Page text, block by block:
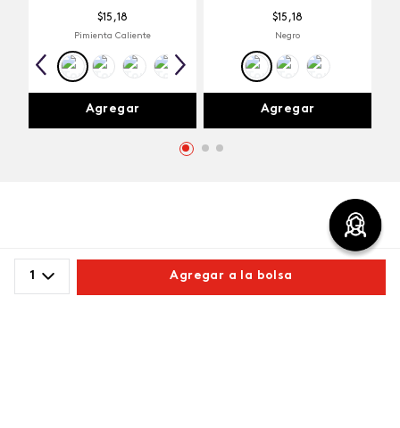
1 Agregar a la bolsa
$15 ,18
Pimienta Caliente
Agregar
$15 ,18
Negro
Agregar
Comentarios